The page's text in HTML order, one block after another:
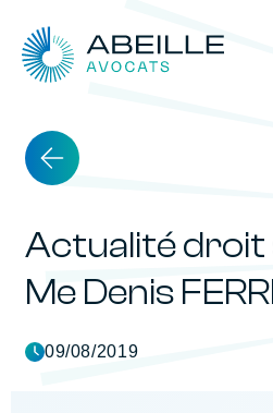
Actualité droit
Me Denis
09/08/2019